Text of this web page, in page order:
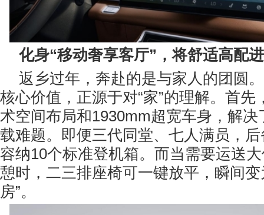
化身“移动奢享客厅”，将舒适高配
返乡过年，奔赴的是与家人的团圆
核心价值，正源于对“家”的理解。首先
术空间布局和1930mm超宽车身，解决
载难题。即便三代同堂、七人满员，
容纳10个标准登机箱。而当需要运送
憩时，二三排座椅可一键放平，瞬间变
房”。